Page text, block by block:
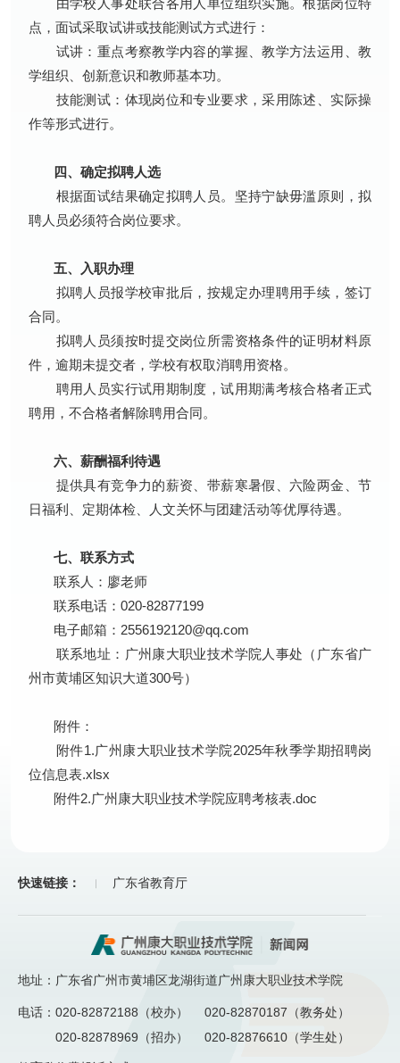
由学校人事处联合各用人单位组织实施。根据岗位特
点，面试采取试讲或技能测试方式进行：
试讲：重点考察教学内容的掌握、教学方法运用、教
学组织、创新意识和教师基本功。
技能测试：体现岗位和专业要求，采用陈述、实际操
作等形式进行。
四、确定拟聘人选
根据面试结果确定拟聘人员。坚持宁缺毋滥原则，拟
聘人员必须符合岗位要求。
五、入职办理
拟聘人员报学校审批后，按规定办理聘用手续，签订
合同。
拟聘人员须按时提交岗位所需资格条件的证明材料原
件，逾期未提交者，学校有权取消聘用资格。
聘用人员实行试用期制度，试用期满考核合格者正式
聘用，不合格者解除聘用合同。
六、薪酬福利待遇
提供具有竞争力的薪资、带薪寒暑假、六险两金、节
日福利、定期体检、人文关怀与团建活动等优厚待遇。
七、联系方式
联系人：廖老师
联系电话：020-82877199
电子邮箱：2556192120@qq.com
联系地址：广州康大职业技术学院人事处（广东省广
州市黄埔区知识大道300号）
附件：
附件1.广州康大职业技术学院2025年秋季学期招聘岗
位信息表.xlsx
附件2.广州康大职业技术学院应聘考核表.doc
快速链接： 广东省教育厅
地址：广东省广州市黄埔区龙湖街道广州康大职业技术学院
电话： 020-82872188（校办）
020-82870187（教务处）
020-82878969（招办）
020-82876610（学生处）